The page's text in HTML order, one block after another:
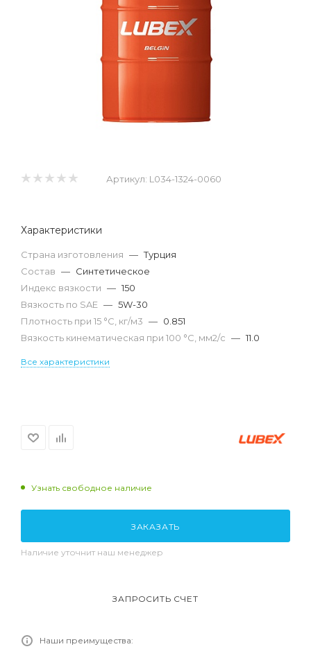
Артикул: L034-1324-0060
Характеристики
Страна изготовления — Турция
Состав — Синтетическое
Индекс вязкости — 150
Вязкость по SAE — 5W-30
Плотность при 15 °С, кг/м3 — 0.851
Вязкость кинематическая при 100 °С, мм2/с — 11.0
Все характеристики
Узнать свободное наличие
ЗАКАЗАТЬ
Наличие уточнит наш менеджер
ЗАПРОСИТЬ СЧЕТ
Наши преимущества: